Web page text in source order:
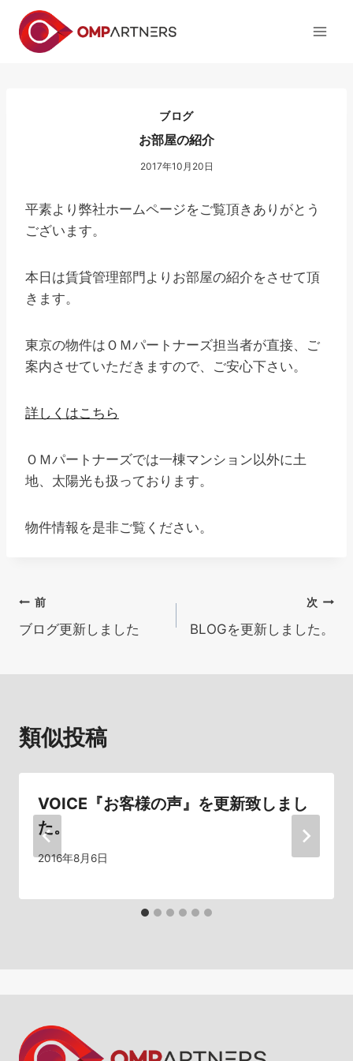
ブログ
お部屋の紹介
2017年10月20日
平素より弊社ホームページをご覧頂きありがとう
ございます。
本日は賃貸管理部門よりお部屋の紹介をさせて頂
きます。
東京の物件はＯＭパートナーズ担当者が直接、ご
案内させていただきますので、ご安心下さい。
詳しくはこちら
ＯＭパートナーズでは一棟マンション以外に土
地、太陽光も扱っております。
物件情報を是非ご覧ください。
投
稿
ゲ
ー
シ
ョ
前
ブログ更新しました
次
BLOGを更新しました。
類似投稿
VOICE『お客様の声』を更新致しまし
た。
2016年8月6日